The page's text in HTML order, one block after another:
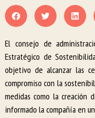
El consejo de
Estratégico de
objetivo de alcanzar las
compromiso con la
medidas como la creación
informado la compañía en